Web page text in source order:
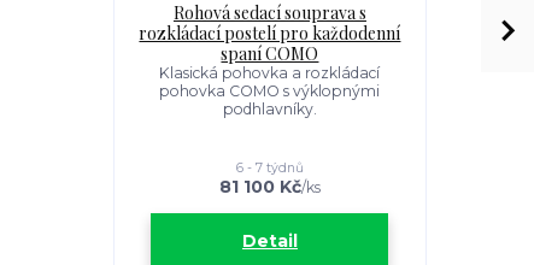
Rohová sedací souprava s
rozkládací postelí pro každodenní
spaní COMO
Klasická pohovka a rozkládací
pohovka COMO s výklopnými
podhlavníky.
81 100 Kč/ks
6 - 7 týdnů
Detail